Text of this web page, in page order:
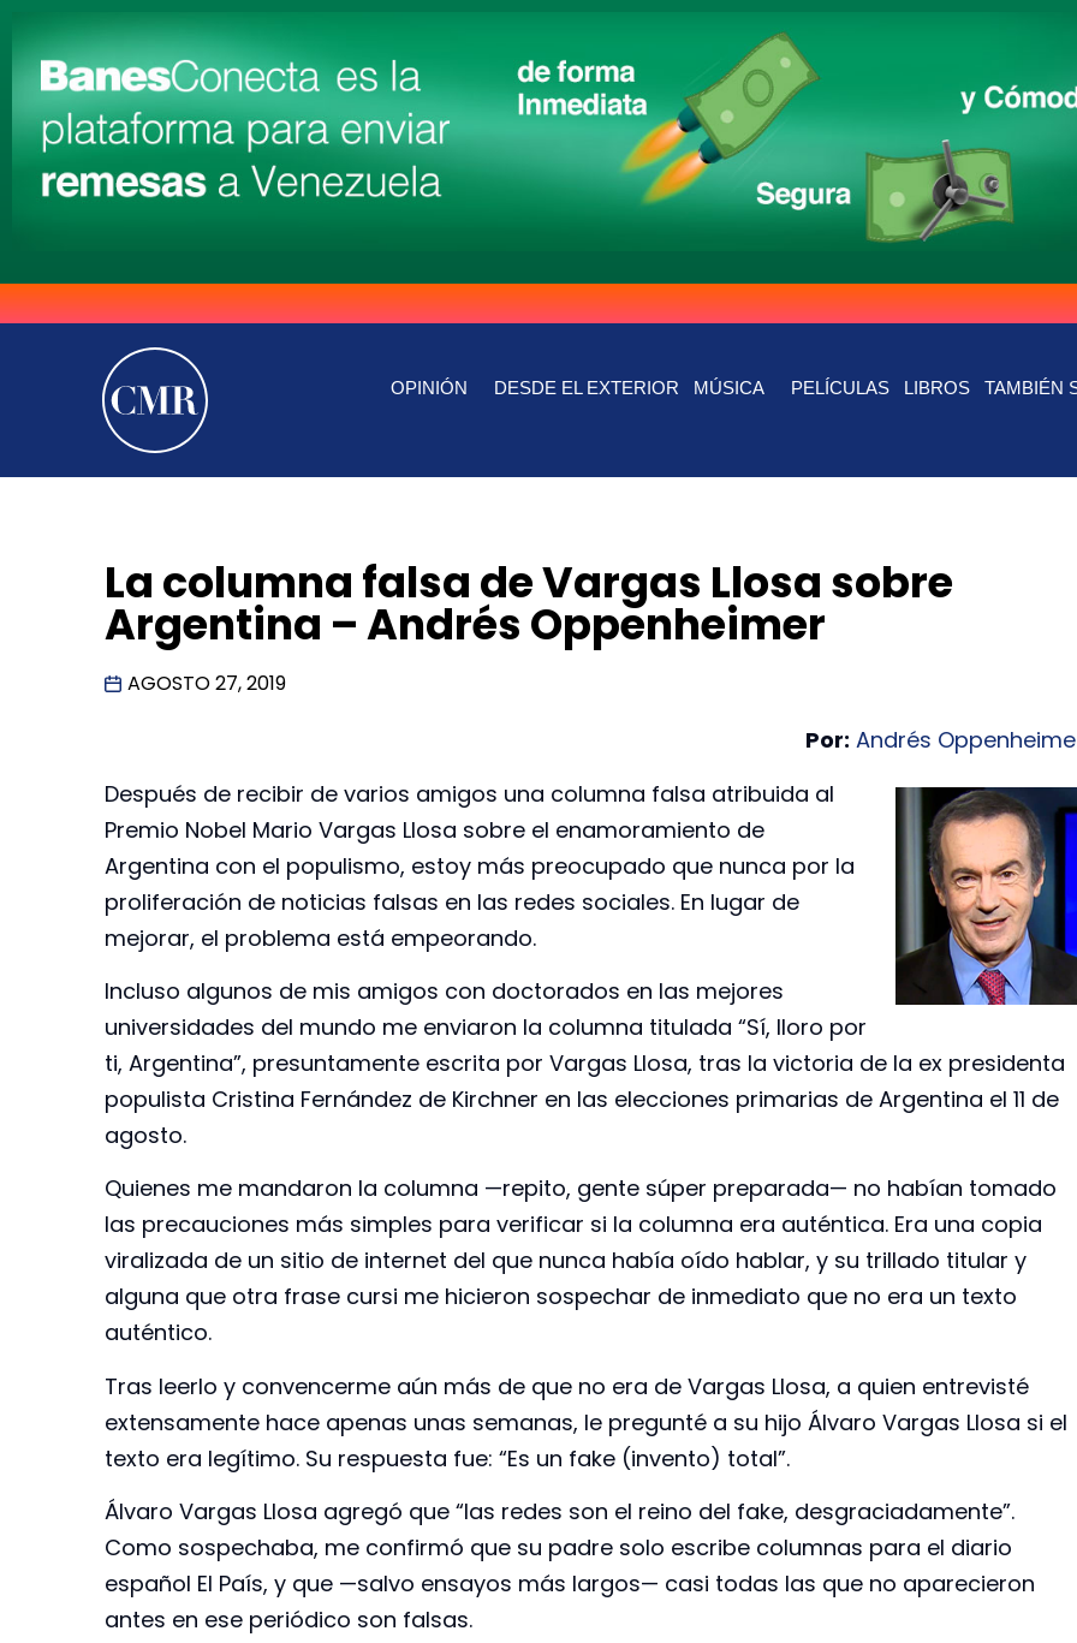
OPINIÓN DESDE EL EXTERIOR MÚSICA PELÍCULAS LIBROS TAMBIÉN
La columna falsa de Vargas Llosa sobre
Argentina – Andrés Oppenheimer
AGOSTO 27, 2019
Por: Andrés
Después de recibir de varios amigos una columna falsa atribuida al
Premio Nobel Mario Vargas Llosa sobre el enamoramiento de
Argentina con el populismo, estoy más preocupado que nunca por la
proliferación de noticias falsas en las redes sociales. En lugar de
mejorar, el problema está empeorando.
Incluso algunos de mis amigos con doctorados en las mejores
universidades del mundo me enviaron la columna titulada “Sí, lloro por
ti, Argentina”, presuntamente escrita por Vargas Llosa, tras la victoria de la ex presidenta
populista Cristina Fernández de Kirchner en las elecciones primarias de Argentina el 11 de
agosto.
Quienes me mandaron la columna —repito, gente súper preparada— no habían tomado
las precauciones más simples para verificar si la columna era auténtica. Era una copia
viralizada de un sitio de internet del que nunca había oído hablar, y su trillado titular y
alguna que otra frase cursi me hicieron sospechar de inmediato que no era un texto
auténtico.
Tras leerlo y convencerme aún más de que no era de Vargas Llosa, a quien entrevisté
extensamente hace apenas unas semanas, le pregunté a su hijo Álvaro Vargas Llosa si el
texto era legítimo. Su respuesta fue: “Es un fake (invento) total”.
Álvaro Vargas Llosa agregó que “las redes son el reino del fake, desgraciadamente”.
Como sospechaba, me confirmó que su padre solo escribe columnas para el diario
español El País, y que —salvo ensayos más largos— casi todas las que no aparecieron
antes en ese periódico son falsas.